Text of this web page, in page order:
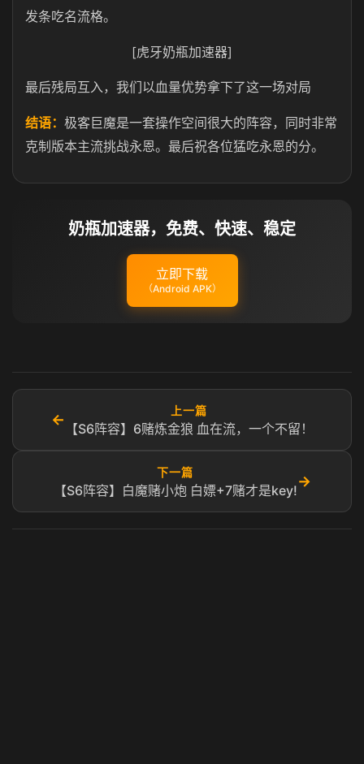
发条吃名流格。
[虎牙奶瓶加速器]
最后残局互入，我们以血量优势拿下了这一场对局
结语： 极客巨魔是一套操作空间很大的阵容，同时非常
克制版本主流挑战永恩。最后祝各位猛吃永恩的分。
奶瓶加速器，免费、快速、稳定
立即下载
（Android APK）
←
上一篇
【S6阵容】6赌炼金狼 血在流，一个不留！
下一篇
【S6阵容】白魔赌小炮 白嫖+7赌才是key!
→